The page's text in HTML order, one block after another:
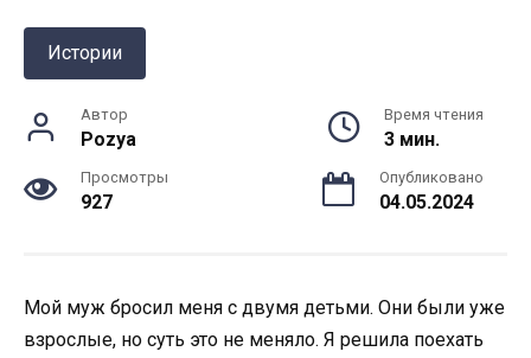
Истории
Автор
Pozya
Время чтения
3 мин.
Просмотры
927
Опубликовано
04.05.2024
Мой муж бросил меня с двумя детьми. Они были уже
взрослые, но суть это не меняло. Я решила поехать